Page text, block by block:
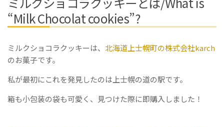
“Milk Chocolat cookies”?
ミルクショコラクッキーは、 北海道上士幌町の株式会社karch
のお菓子です。
私が最初にこれを発見したのは上士幌の道の駅です。
箱も小包装の袋も可愛く、見つけた際に即購入しました！